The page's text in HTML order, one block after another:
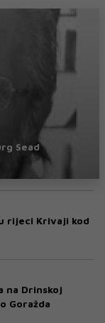
Sead
rijeci Krivaji kod
na Drinskoj
Goražda